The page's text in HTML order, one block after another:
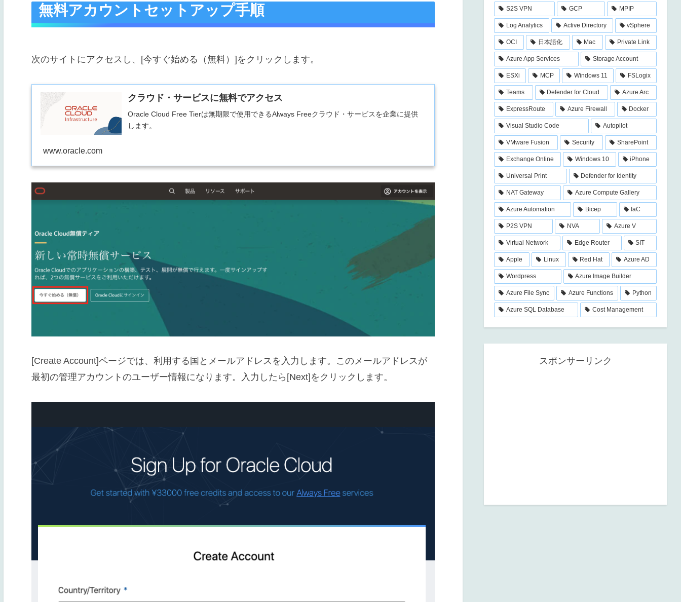
無料アカウントセットアップ手順
次のサイトにアクセスし、[今すぐ始める（無料）]をクリックします。
クラウド・サービスに無料でアクセス
Oracle Cloud Free Tierは無期限で使用できるAlways Freeクラウド・サービスを企業に提供
します。
www.oracle.com
[Create Account]ページでは、利用する国とメールアドレスを入力します。このメールアドレスが
最初の管理アカウントのユーザー情報になります。入力したら[Next]をクリックします。
S2S VPN GCP MPIP
Log Analytics Active Directory vSphere
OCI 日本語化 Mac Private Link
Azure App Services Storage Account
ESXi MCP Windows 11 FSLogix
Teams Defender for Cloud Azure Arc
ExpressRoute Azure Firewall Docker
Visual Studio Code Autopilot
VMware Fusion Security SharePoint
Exchange Online Windows 10 iPhone
Universal Print Defender for Identity
NAT Gateway Azure Compute Gallery
Azure Automation Bicep IaC
P2S VPN NVA Azure V
Virtual Network Edge Router SIT
Apple Linux Red Hat Azure AD
Wordpress Azure Image Builder
Azure File Sync Azure Functions Python
Azure SQL Database Cost Management
スポンサーリンク